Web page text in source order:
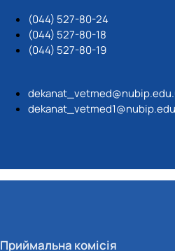
(044) 527-80-24
(044) 527-80-18
(044) 527-80-19
Приймальна комісія